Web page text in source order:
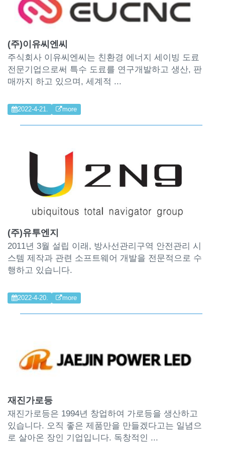
(주)이유씨엔씨
주식회사 이유씨엔씨는 친환경 에너지 세이빙 도료
전문기업으로써 특수 도료를 연구개발하고 생산, 판
매까지 하고 있으며, 세계적 ...
2022-4-21. more
(주)유투엔지
2011년 3월 설립 이래, 방사선관리구역 안전관리 시
스템 제작과 관련 소프트웨어 개발을 전문적으로 수
행하고 있습니다.
2022-4-20. more
재진가로등
재진가로등은 1994년 창업하여 가로등을 생산하고
있습니다. 오직 좋은 제품만을 만들겠다고는 일념으
로 살아온 장인 기업입니다. 독창적인 ...